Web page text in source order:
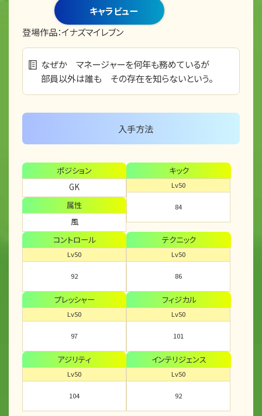
キャラビュー
登場作品：イナズマイレブン
なぜか マネージャーを何年も務めているが
部員以外は誰も その存在を知らないという。
入手方法
ポジション
GK
属性
風
キック
Lv50
84
コントロール
Lv50
92
テクニック
Lv50
86
プレッシャー
Lv50
97
フィジカル
Lv50
101
アジリティ
Lv50
104
インテリジェンス
Lv50
92